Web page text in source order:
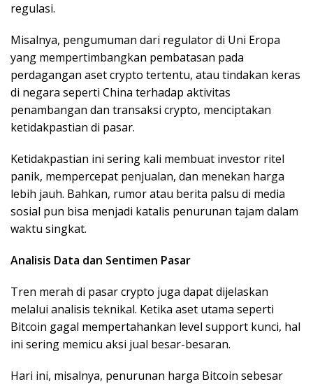
regulasi.
Misalnya, pengumuman dari regulator di Uni Eropa
yang mempertimbangkan pembatasan pada
perdagangan aset crypto tertentu, atau tindakan keras
di negara seperti China terhadap aktivitas
penambangan dan transaksi crypto, menciptakan
ketidakpastian di pasar.
Ketidakpastian ini sering kali membuat investor ritel
panik, mempercepat penjualan, dan menekan harga
lebih jauh. Bahkan, rumor atau berita palsu di media
sosial pun bisa menjadi katalis penurunan tajam dalam
waktu singkat.
Analisis Data dan Sentimen Pasar
Tren merah di pasar crypto juga dapat dijelaskan
melalui analisis teknikal. Ketika aset utama seperti
Bitcoin gagal mempertahankan level support kunci, hal
ini sering memicu aksi jual besar-besaran.
Hari ini, misalnya, penurunan harga Bitcoin sebesar